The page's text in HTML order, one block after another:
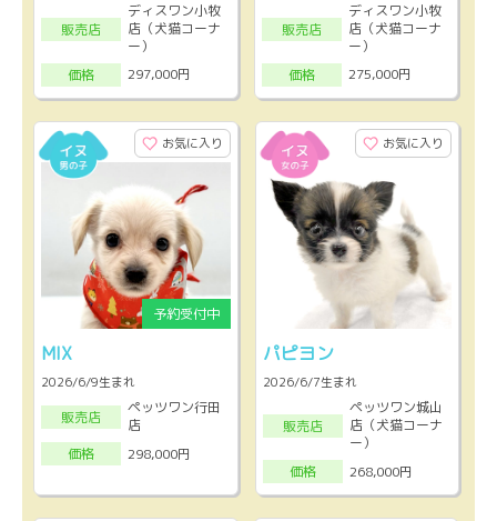
販売店
ディスワン小牧
店（犬猫コーナ
ー）
価格
297,000円
販売店
ディスワン小牧
店（犬猫コーナ
ー）
価格
275,000円
お気に入り
MIX
2026/6/9生まれ
販売店
ペッツワン行田
店
価格
298,000円
お気に入り
パピヨン
2026/6/7生まれ
販売店
ペッツワン城山
店（犬猫コーナ
ー）
価格
268,000円